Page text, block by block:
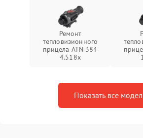
Ремонт
тепловизионного
прицела ATN 384
4.518x
Показать все